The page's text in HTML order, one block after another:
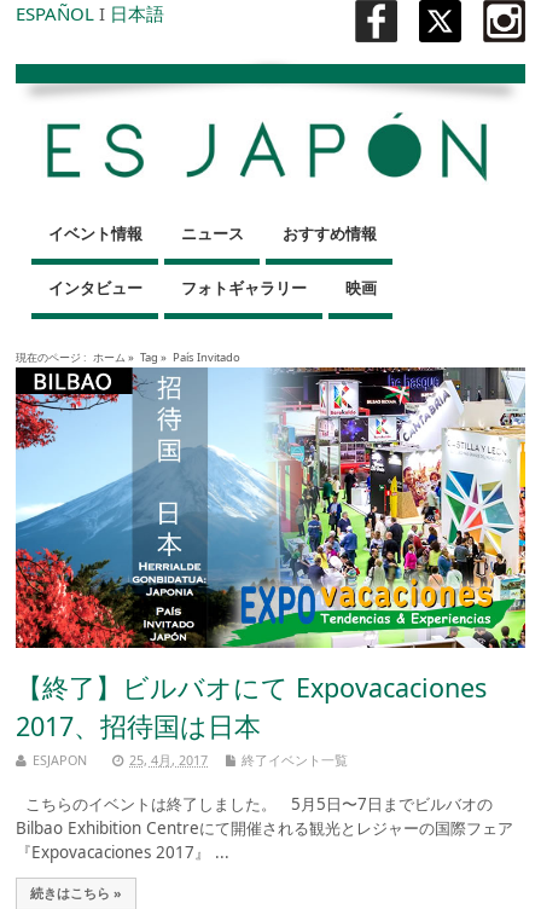
ESPAÑOL I 日本語
イベント情報 ニュース おすすめ情報
インタビュー フォトギャラリー 映画
現在のページ : ホーム » Tag » País Invitado
【終了】ビルバオにて Expovacaciones
2017、招待国は日本
ESJAPON 25, 4月, 2017 終了イベント一覧
こちらのイベントは終了しました。 5月5日〜7日までビルバオの
Bilbao Exhibition Centreにて開催される観光とレジャーの国際フェア
『Expovacaciones 2017』 ...
続きはこちら »